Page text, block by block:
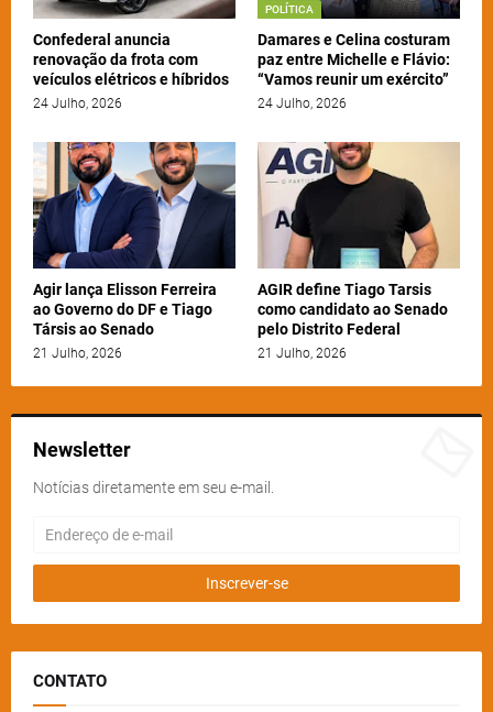
Confederal anuncia
renovação da frota com
veículos elétricos e híbridos
24 Julho, 2026
POLÍTICA
Damares e Celina costuram
paz entre Michelle e Flávio:
“Vamos reunir um exército”
24 Julho, 2026
Agir lança Elisson Ferreira
ao Governo do DF e Tiago
Társis ao Senado
21 Julho, 2026
AGIR define Tiago Tarsis
como candidato ao Senado
pelo Distrito Federal
21 Julho, 2026
Newsletter
Notícias diretamente em seu e-mail.
CONTATO